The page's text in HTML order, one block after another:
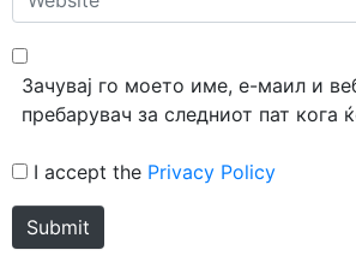
Зачувај го моето име, е-маил и
пребарувач за следниот пат кога
I accept the Privacy Policy
Submit